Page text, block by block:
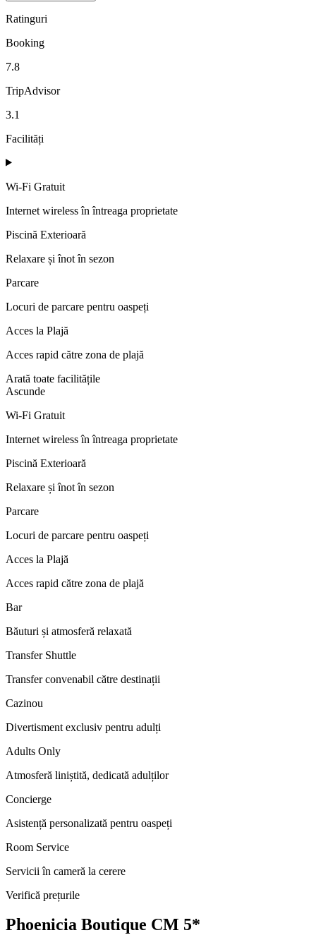
Ratinguri
Booking
7.8
TripAdvisor
3.1
Facilități
Wi-Fi Gratuit
Internet wireless în întreaga proprietate
Piscină Exterioară
Relaxare și înot în sezon
Parcare
Locuri de parcare pentru oaspeți
Acces la Plajă
Acces rapid către zona de plajă
Arată toate facilitățile
Ascunde
Wi-Fi Gratuit
Internet wireless în întreaga proprietate
Piscină Exterioară
Relaxare și înot în sezon
Parcare
Locuri de parcare pentru oaspeți
Acces la Plajă
Acces rapid către zona de plajă
Bar
Băuturi și atmosferă relaxată
Transfer Shuttle
Transfer convenabil către destinații
Cazinou
Divertisment exclusiv pentru adulți
Adults Only
Atmosferă liniștită, dedicată adulților
Concierge
Asistență personalizată pentru oaspeți
Room Service
Servicii în cameră la cerere
Verifică prețurile
Phoenicia Boutique CM 5*